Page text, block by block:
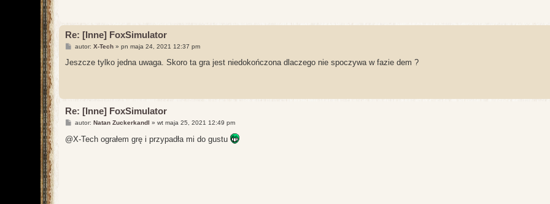
Re: [Inne] FoxSimulator
P
s
autor: X-Tech» pn maja 24, 2021 12:37 pm
Jeszcze tylko jedna uwaga. Skoro ta gra jest niedokończona dlaczego nie spoczywa w fazie dem ?
Re: [Inne] FoxSimulator
P
s
t
autor: Natan Zuckerkandl » wt maja 25, 2021 12:49 pm
@X-Tech ograłem grę i przypadła mi do gustu